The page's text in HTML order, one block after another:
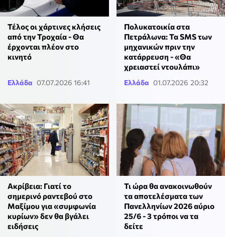
Τέλος οι χάρτινες κλήσεις
από την Τροχαία - Θα
έρχονται πλέον στο
κινητό
Ελλάδα 07.07.2026 16:41
Πολυκατοικία στα
Πετράλωνα: Τα SMS των
μηχανικών πριν την
κατάρρευση - «Θα
χρειαστεί ντουλάπι»
Ελλάδα 01.07.2026 20:32
Ακρίβεια: Γιατί το
σημερινό ραντεβού στο
Μαξίμου για «συμφωνία
κυρίων» δεν θα βγάλει
ειδήσεις
Τι ώρα θα ανακοινωθούν
τα αποτελέσματα των
Πανελληνίων 2026 αύριο
25/6 - 3 τρόποι να τα
δείτε